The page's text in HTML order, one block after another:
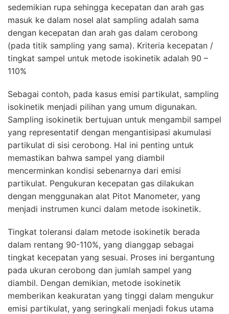
sedemikian rupa sehingga kecepatan dan arah gas
masuk ke dalam nosel alat sampling adalah sama
dengan kecepatan dan arah gas dalam cerobong
(pada titik sampling yang sama). Kriteria kecepatan /
tingkat sampel untuk metode isokinetik adalah 90 –
110%
Sebagai contoh, pada kasus emisi partikulat, sampling
isokinetik menjadi pilihan yang umum digunakan.
Sampling isokinetik bertujuan untuk mengambil sampel
yang representatif dengan mengantisipasi akumulasi
partikulat di sisi cerobong. Hal ini penting untuk
memastikan bahwa sampel yang diambil
mencerminkan kondisi sebenarnya dari emisi
partikulat. Pengukuran kecepatan gas dilakukan
dengan menggunakan alat Pitot Manometer, yang
menjadi instrumen kunci dalam metode isokinetik.
Tingkat toleransi dalam metode isokinetik berada
dalam rentang 90-110%, yang dianggap sebagai
tingkat kecepatan yang sesuai. Proses ini bergantung
pada ukuran cerobong dan jumlah sampel yang
diambil. Dengan demikian, metode isokinetik
memberikan keakuratan yang tinggi dalam mengukur
emisi partikulat, yang seringkali menjadi fokus utama